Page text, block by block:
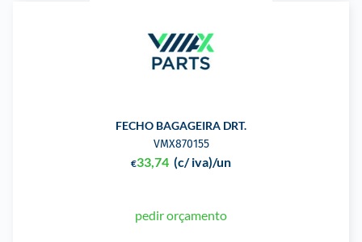
FECHO BAGAGEIRA DRT.
VMX870155
€33,74 (c/ iva)/un
pedir orçamento